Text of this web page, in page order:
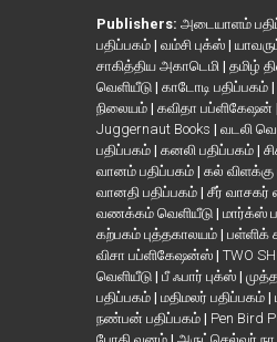
Publishers: அடையாளம்
பதிப்பகம் | வம்சி புக்ஸ் |
சாகித்திய அகாடெமி | தமிழ்
வெளியீடு | காடோடி பதிப்பகம் |
நிலையம் | கவிதா பப்ளிகேஷன் |
Juggernaut Books | வடலி
பதிப்பகம் | கனலி பதிப்பகம் |
வானம் பதிப்பகம் | கல் விளக்கு
வானதி பதிப்பகம் | சீர் வாசகர்
வணக்கம் வெளியீடு | மார்க்ஸ்
கற்பகம் புத்தகாலயம் | பள்ளிக்
விசா பப்ளிகேஷன்ஸ் | TWO
வெளியீடு | பீ ஃபார் புக்ஸ் |
பதிப்பகம் | மதிமலர் பதிப்பகம் |
நண்பன் பதிப்பகம் | Pen Bird